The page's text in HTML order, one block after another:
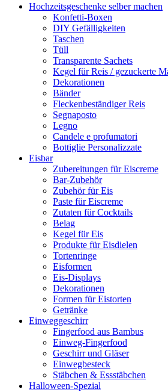
Hochzeitsgeschenke selber machen
Konfetti-Boxen
DIY Gefälligkeiten
Taschen
Tüll
Transparente Sachets
Kegel für Reis / gezuckerte
Dekorationen
Bänder
Fleckenbeständiger Reis
Segnaposto
Legno
Candele e profumatori
Bottiglie Personalizzate
Eisbar
Zubereitungen für Eiscreme
Bar-Zubehör
Zubehör für Eis
Paste für Eiscreme
Zutaten für Cocktails
Belag
Kegel für Eis
Produkte für Eisdielen
Tortenringe
Eisformen
Eis-Displays
Dekorationen
Formen für Eistorten
Getränke
Einweggeschirr
Fingerfood aus Bambus
Einweg-Fingerfood
Geschirr und Gläser
Einwegbesteck
Stäbchen & Essstäbchen
Halloween-Spezial